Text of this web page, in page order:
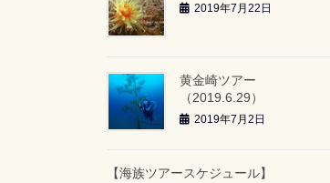
2019年7月22日
黄金崎ツアー
（2019.6.29）
2019年7月2日
【海族ツアースケジュール】